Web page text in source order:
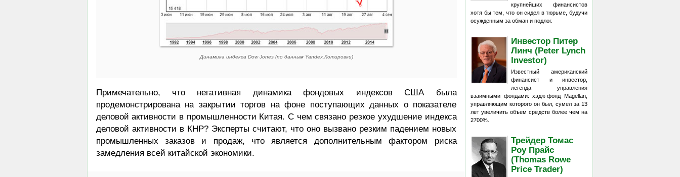
Динамика индекса Dow Jones (по данным Yandex.Котировки)
Примечательно, что негативная динамика фондовых индексов США была
продемонстрирована на закрытии торгов на фоне поступающих данных о показателе
деловой активности в промышленности Китая. С чем связано резкое ухудшение индекса
деловой активности в КНР? Эксперты считают, что оно вызвано резким падением новых
промышленных заказов и продаж, что является дополнительным фактором риска
замедления всей китайской экономики.
крупнейших финансистов
хотя бы тем, что он сидел в тюрьме, будучи
осужденным за обман и подлог.
Инвестор Питер
Линч (Peter Lynch
Investor)
Известный американский
финансист и инвестор,
легенда управления
взаимными фондами: хэдж-фонд Magellan,
управляющим которого он был, сумел за 13
лет увеличить объем средств более чем на
2700%.
Трейдер Томас
Роу Прайс
(Thomas Rowe
Price Trader)